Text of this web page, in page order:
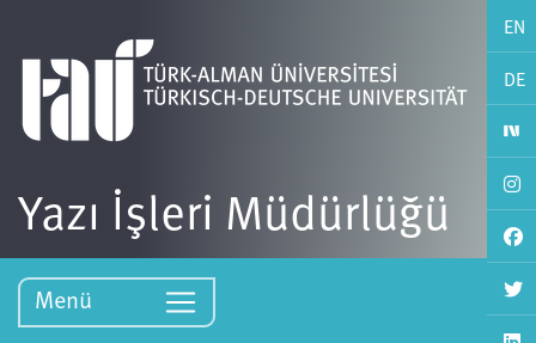
EN
DE
Yazı İşleri Müdürlüğü
Menü